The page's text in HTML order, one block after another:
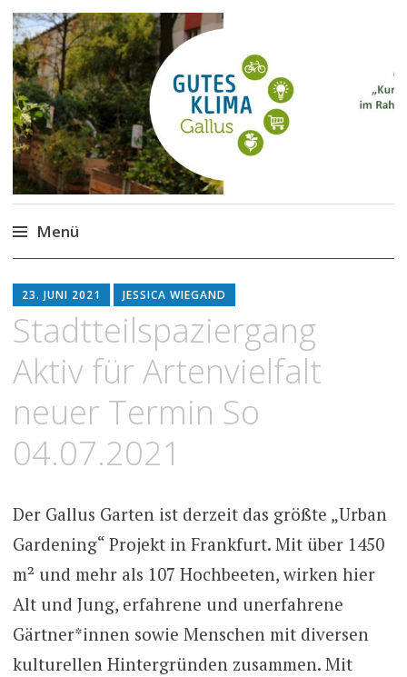
Gutes Klima im Gallus
Kurze Wege für den Klimaschutz
Menü
Inhalt
springen
23. JUNI 2021 JESSICA WIEGAND
Stadtteilspaziergang
Aktiv für Artenvielfalt
neuer Termin So
04.07.2021
Der Gallus Garten ist derzeit das größte „Urban
Gardening“ Projekt in Frankfurt. Mit über 1450
m² und mehr als 107 Hochbeeten, wirken hier
Alt und Jung, erfahrene und unerfahrene
Gärtner*innen sowie Menschen mit diversen
kulturellen Hintergründen zusammen. Mit